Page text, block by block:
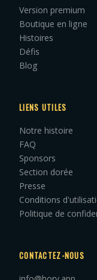
Version premium
Boutique en ligne
Histoires
Défis
Blog
LIENS UTILES
Notre histoire
FAQ
Sponsors
Section dorée
Presse
Conditions
Politique de
CONTACTEZ-NOUS